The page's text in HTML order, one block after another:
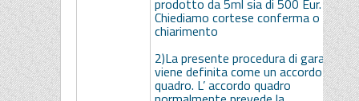
prodotto da 5ml sia di 500 Eur.
Chiediamo cortese conferma o
chiarimento
2)La presente procedura di gara
viene definita come un accordo
quadro. L’ accordo quadro